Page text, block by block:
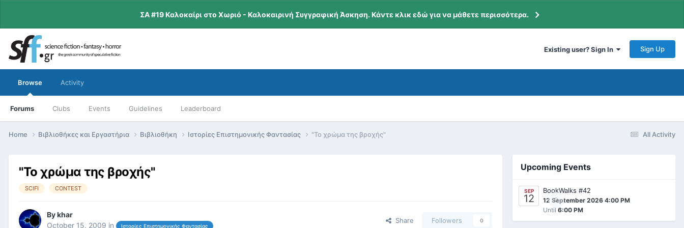
ΣΑ #19 Καλοκαίρι στο Χωριό - Καλοκαιρινή Συγγραφική Άσκηση. Κάντε κλικ εδώ για να μάθετε περισσότερα.
Existing user? Sign In Sign Up
Browse
Forums Clubs Events Guidelines Leaderboard
Activity
All Activity
Home Βιβλιοθήκες και Εργαστήρια Βιβλιοθήκη Ιστορίες Επιστημονικής Φαντασίας "Το χρώμα της βροχής"
"Το χρώμα της βροχής"
SCIFI CONTEST
Bykhar
October 15, 2009 in Ιστορίες Επιστημονικής Φαντασίας
Share Followers 0
Upcoming Events
SEP
12 0
BookWalks #42
12 September 2026 4:00 PM
Until 6:00 PM